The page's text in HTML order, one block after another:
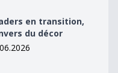
du décor
en transition,
du décor